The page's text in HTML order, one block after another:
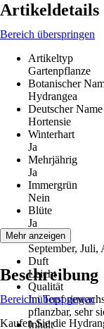
Artikeldetails
Bereich überspringen
Artikeltyp
Gartenpflanze
Botanischer
Hydrangea
Deutscher Name
Hortensie
Winterhart
Ja
Mehrjährig
Ja
Immergrün
Nein
Blüte
Ja
Blütezeit
September, Juli,
Duft
Leicht
Qualität
Im Topf
pflanzbar, sehr
Inhalt
Mehr anzeigen
Beschreibung
Bereich überspringen
Kaufen Sie die